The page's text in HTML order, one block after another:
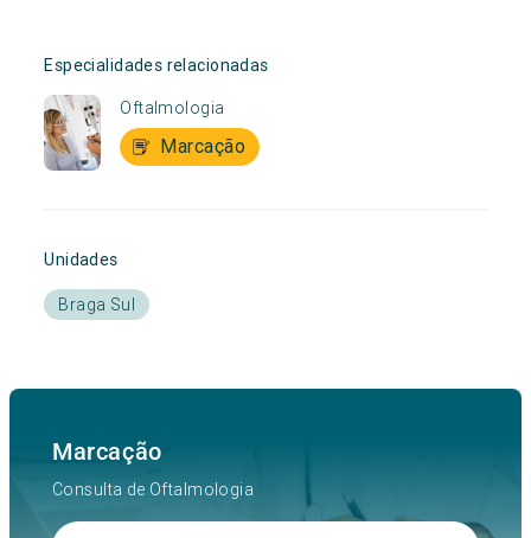
Especialidades relacionadas
Oftalmologia
Marcação
Unidades
Braga Sul
Marcação
Consulta de Oftalmologia